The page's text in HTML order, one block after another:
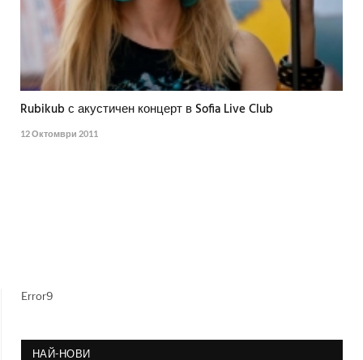
Rubikub с акустичен концерт в Sofia Live Club
12 Октомври 2011
Error9
НАЙ-НОВИ